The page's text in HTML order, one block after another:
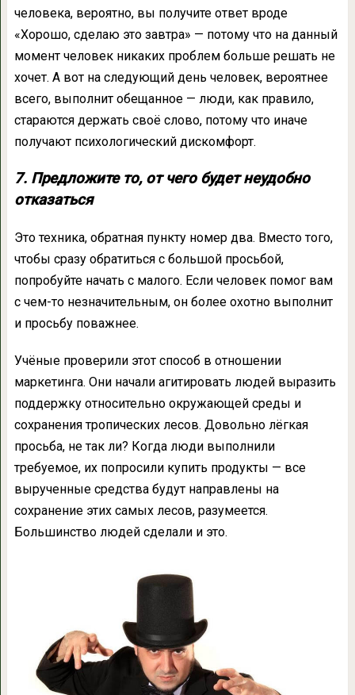
человека, вероятно, вы получите ответ вроде
«Хорошо, сделаю это завтра» — потому что на данный
момент человек никаких проблем больше решать не
хочет. А вот на следующий день человек, вероятнее
всего, выполнит обещанное — люди, как правило,
стараются держать своё слово, потому что иначе
получают психологический дискомфорт.
7. Предложите то, от чего будет неудобно
отказаться
Это техника, обратная пункту номер два. Вместо того,
чтобы сразу обратиться с большой просьбой,
попробуйте начать с малого. Если человек помог вам
с чем-то незначительным, он более охотно выполнит
и просьбу поважнее.
Учёные проверили этот способ в отношении
маркетинга. Они начали агитировать людей выразить
поддержку относительно окружающей среды и
сохранения тропических лесов. Довольно лёгкая
просьба, не так ли? Когда люди выполнили
требуемое, их попросили купить продукты — все
вырученные средства будут направлены на
сохранение этих самых лесов, разумеется.
Большинство людей сделали и это.